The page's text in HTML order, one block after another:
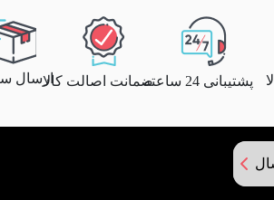
پشتیبانی 24 ساعته ضمانت اصالت کالاارسال